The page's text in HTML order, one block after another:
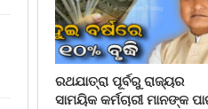
ରଥଯାତ୍ରା ପୂର୍ବରୁ ରାଜ୍ୟର
ସାମୟିକ କର୍ମଚାରୀ ମାନଙ୍କ